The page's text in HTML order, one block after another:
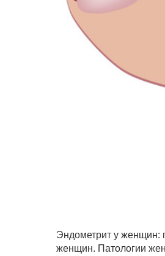
Эндометрит у женщин:
женщин. Патологии